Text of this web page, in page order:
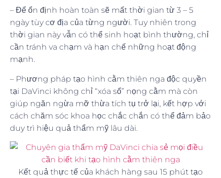
– Để ổn định hoàn toàn sẽ mất thời gian từ 3 – 5
ngày tùy cơ địa của từng người. Tuy nhiên trong
thời gian này vẫn có thể sinh hoạt bình thường, chỉ
cần tránh va chạm và hạn chế những hoạt động
mạnh.
– Phương pháp tạo hình cằm thiên nga độc quyền
tại DaVinci không chỉ “xóa sổ” nọng cằm mà còn
giúp ngăn ngừa mỡ thừa tích tụ trở lại, kết hợp với
cách chăm sóc khoa học chắc chắn có thể đảm bảo
duy trì hiệu quả thẩm mỹ lâu dài.
Kết quả thực tế của khách hàng sau 15 phút tạo